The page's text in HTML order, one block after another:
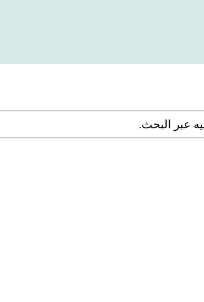
عبر البحث.